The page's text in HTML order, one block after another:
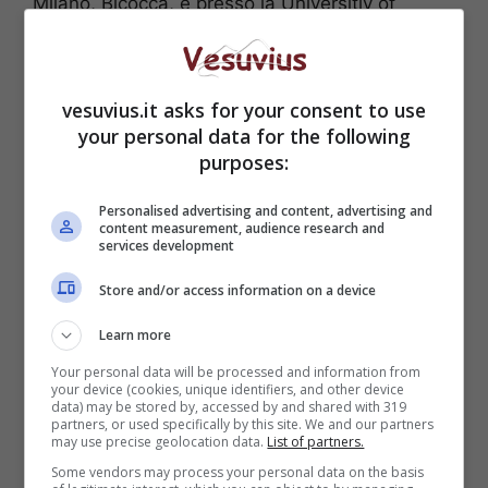
dipartimento di Medicina del consiglio nazionale
All’inizio degli anni Ottanta, Condorelli
carriera politica
cristiana.
Messaggio di cordoglio anche dal Presidente
della Repubblica,
loda “ladedizione alla causa del progresso
della medicina
la sua qualificata e sobria partecipazione alla
vita pubblica, il suo altosenso della
democrazia e del bene comune, che gli
avevano procurato il generale apprezzamento e
vesuvius.it asks for your consent to use
your personal data for the following
purposes:
Personalised advertising and content, advertising and
content measurement, audience research and
services development
Store and/or access information on a device
Learn more
Your personal data will be processed and information from
your device (cookies, unique identifiers, and other device
data) may be stored by, accessed by and shared with 319
partners, or used specifically by this site. We and our partners
may use precise geolocation data. List of partners.
Some vendors may process your personal data on the basis